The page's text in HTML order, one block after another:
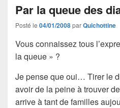
Par la queue des
Posté le 04/01/2008parQuichottine
Vous connaissez tous
la queue » ?
Je pense que oui… Tirer le
avoir de la peine à trouver
arrive à tant de familles